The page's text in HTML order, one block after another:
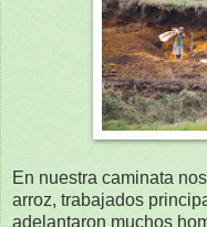
En nuestra caminata
arroz, trabajados
adelantaron muchos